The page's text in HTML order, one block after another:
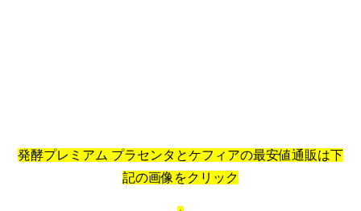
発酵プレミアム プラセンタとケフィアの最安値通販は下
記の画像をクリック